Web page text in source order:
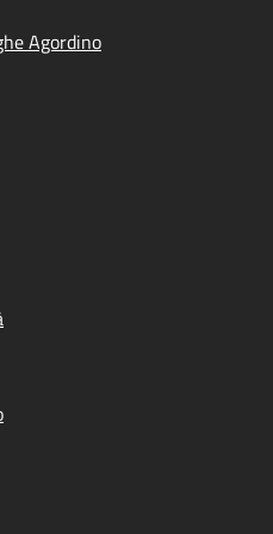
Agordino